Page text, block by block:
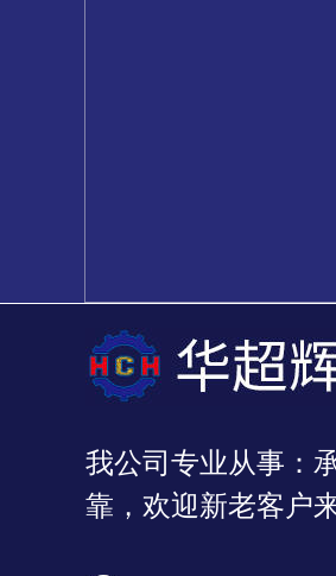
我公司专业从事：
靠，欢迎新老客户